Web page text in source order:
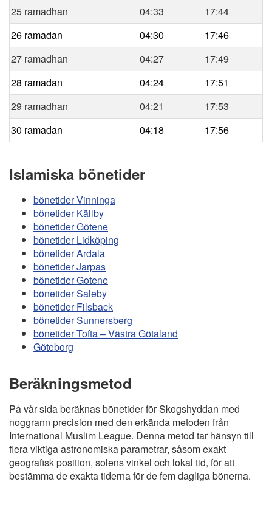
25 ramadhan
04:33
17:44
26 ramadan
04:30
17:46
27 ramadhan
04:27
17:49
28 ramadan
04:24
17:51
29 ramadhan
04:21
17:53
30 ramadan
04:18 17:56
Islamiska bönetider
bönetider Vinninga
bönetider Källby
bönetider Götene
bönetider Lidköping
bönetider Ardala
bönetider Jarpas
bönetider Gotene
bönetider Saleby
bönetider Filsback
bönetider Sunnersberg
bönetider Tofta – Västra Götaland
Göteborg
Beräkningsmetod
På vår sida beräknas bönetider för Skogshyddan med
noggrann precision med den erkända metoden från
International Muslim League. Denna metod tar hänsyn till
flera viktiga astronomiska parametrar, såsom exakt
geografisk position, solens vinkel och lokal tid, för att
bestämma de exakta tiderna för de fem dagliga bönerna.